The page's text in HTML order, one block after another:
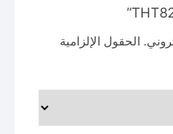
الحقول الإلزامية